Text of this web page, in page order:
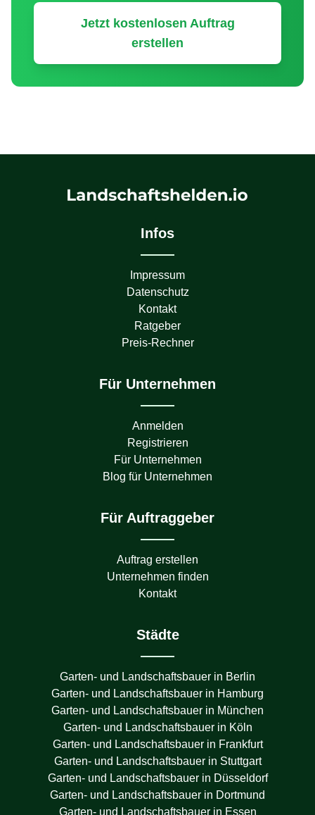
Jetzt kostenlosen Auftrag
erstellen
Infos
Impressum
Datenschutz
Kontakt
Ratgeber
Preis-Rechner
Für Unternehmen
Anmelden
Registrieren
Für Unternehmen
Blog für Unternehmen
Für Auftraggeber
Auftrag erstellen
Unternehmen finden
Kontakt
Städte
Garten- und Landschaftsbauer in Berlin
Garten- und Landschaftsbauer in Hamburg
Garten- und Landschaftsbauer in München
Garten- und Landschaftsbauer in Köln
Garten- und Landschaftsbauer in Frankfurt
Garten- und Landschaftsbauer in Stuttgart
Garten- und Landschaftsbauer in Düsseldorf
Garten- und Landschaftsbauer in Dortmund
Garten- und Landschaftsbauer in Essen